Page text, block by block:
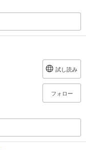
試し読み
フォロー